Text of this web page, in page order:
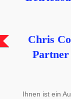
Chris
Ihnen ist ein